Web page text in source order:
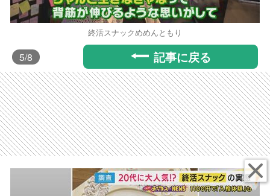
終活スナックめめんともり
5/8 記事に戻る